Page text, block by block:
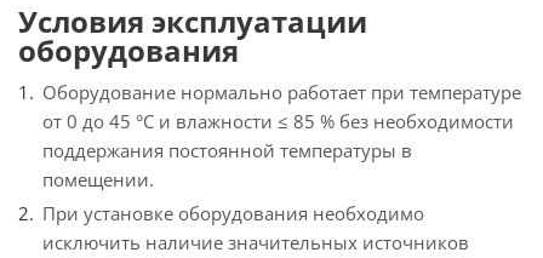
Условия эксплуатации
оборудования
Оборудование нормально работает при температуре
от 0 до 45 °C и влажности ≤ 85 % без необходимости
поддержания постоянной температуры в
помещении.
При установке оборудования необходимо
исключить наличие значительных источников